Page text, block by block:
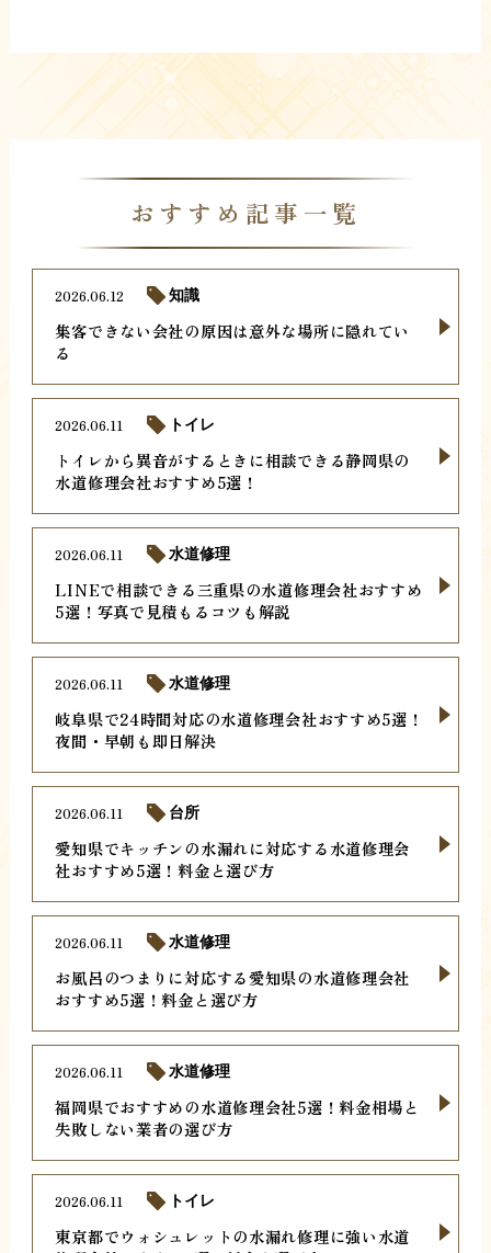
おすすめ記事一覧
集客できない会社の原因は意外な場所に隠れてい
る
2026.06.12 知識
トイレから異音がするときに相談できる静岡県の
水道修理会社おすすめ5選！
2026.06.11 トイレ
LINEで相談できる三重県の水道修理会社おすすめ
5選！写真で見積もるコツも解説
2026.06.11 水道修理
岐阜県で24時間対応の水道修理会社おすすめ5選！
夜間・早朝も即日解決
2026.06.11 水道修理
愛知県でキッチンの水漏れに対応する水道修理会
社おすすめ5選！料金と選び方
2026.06.11 台所
お風呂のつまりに対応する愛知県の水道修理会社
おすすめ5選！料金と選び方
2026.06.11 水道修理
福岡県でおすすめの水道修理会社5選！料金相場と
失敗しない業者の選び方
2026.06.11 水道修理
東京都でウォシュレットの水漏れ修理に強い水道
2026.06.11 トイレ